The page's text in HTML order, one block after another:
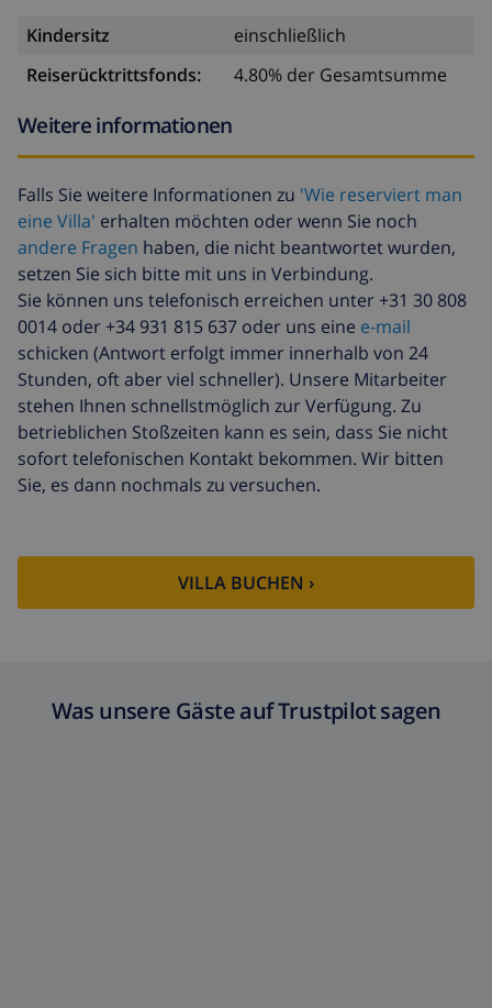
Kindersitz
einschließlich
Reiserücktrittsfonds:
4.80% der Gesamtsumme
Weitere informationen
Falls Sie weitere Informationen zu 'Wie reserviert man
eine Villa' erhalten möchten oder wenn Sie noch
andere Fragen haben, die nicht beantwortet wurden,
setzen Sie sich bitte mit uns in Verbindung.
Sie können uns telefonisch erreichen unter +31 30 808
0014 oder +34 931 815 637 oder uns eine e-mail
schicken (Antwort erfolgt immer innerhalb von 24
Stunden, oft aber viel schneller). Unsere Mitarbeiter
stehen Ihnen schnellstmöglich zur Verfügung. Zu
betrieblichen Stoßzeiten kann es sein, dass Sie nicht
sofort telefonischen Kontakt bekommen. Wir bitten
Sie, es dann nochmals zu versuchen.
VILLA BUCHEN ›
Was unsere Gäste auf Trustpilot sagen